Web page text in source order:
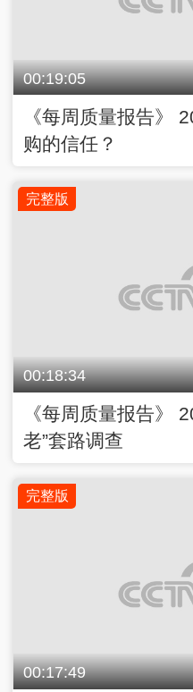
00:19:05
《每周质量报告》
购的信任？
完整版
00:18:34
《每周质量报告》
老”套路调查
完整版
00:17:49